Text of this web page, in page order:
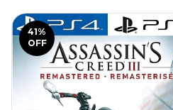
41%
OFF